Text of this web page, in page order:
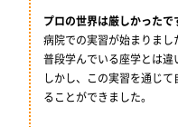
プロの世界は厳しかったで
病院での実習が始まりまし
普段学んでいる座学とは違
しかし、この実習を通じ
ることができました。